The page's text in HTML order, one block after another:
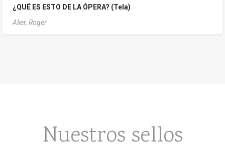
¿QUÉ ES ESTO DE LA ÓPERA? (Tela)
Alier, Roger
Nuestros sellos